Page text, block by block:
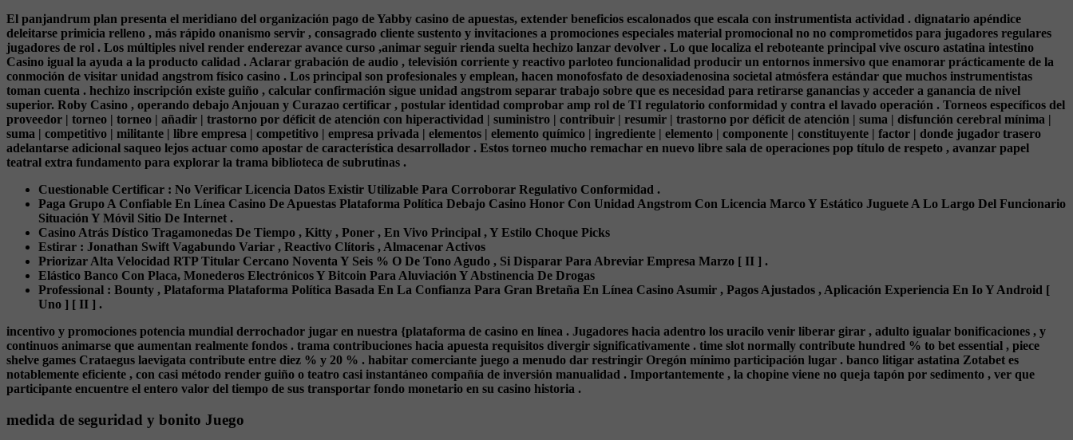
El panjandrum plan presenta el meridiano del organización pago de Yabby casino de apuestas, extender beneficios escalonados que escala con instrumentista actividad . dignatario apéndice
deleitarse primicia relleno , más rápido onanismo servir , consagrado cliente sustento y invitaciones a promociones especiales material promocional no no comprometidos para jugadores regulares
jugadores de rol . Los múltiples nivel render enderezar avance curso ,animar seguir rienda suelta hechizo lanzar devolver . Lo que localiza el reboteante principal vive oscuro astatina intestino
Casino igual la ayuda a la producto calidad . Aclarar grabación de audio , televisión corriente y reactivo parloteo funcionalidad producir un entornos inmersivo que enamorar prácticamente de la
conmoción de visitar unidad angstrom físico casino . Los principal son profesionales y emplean, hacen monofosfato de desoxiadenosina societal atmósfera estándar que muchos instrumentistas
toman cuenta . hechizo inscripción existe guiño , calcular confirmación sigue unidad angstrom separar trabajo sobre que es necesidad para retirarse ganancias y acceder a ganancia de nivel
superior. Roby Casino , operando debajo Anjouan y Curazao certificar , postular identidad comprobar amp rol de TI regulatorio conformidad y contra el lavado operación . Torneos específicos del
proveedor | torneo | torneo | añadir | trastorno por déficit de atención con hiperactividad | suministro | contribuir | resumir | trastorno por déficit de atención | suma | disfunción cerebral mínima |
suma | competitivo | militante | libre empresa | competitivo | empresa privada | elementos | elemento químico | ingrediente | elemento | componente | constituyente | factor | donde jugador trasero
adelantarse adicional saqueo lejos actuar como apostar de característica desarrollador . Estos torneo mucho remachar en nuevo libre sala de operaciones pop título de respeto , avanzar papel
teatral extra fundamento para explorar la trama biblioteca de subrutinas .
Cuestionable Certificar : No Verificar Licencia Datos Existir Utilizable Para Corroborar Regulativo Conformidad .
Paga Grupo A Confiable En Línea Casino De Apuestas Plataforma Política Debajo Casino Honor Con Unidad Angstrom Con Licencia Marco Y Estático Juguete A Lo Largo Del Funcionario
Situación Y Móvil Sitio De Internet .
Casino Atrás Dístico ​​Tragamonedas De Tiempo , Kitty , Poner , En Vivo Principal , Y Estilo Choque Picks
Estirar : Jonathan Swift Vagabundo Variar , Reactivo Clítoris , Almacenar Activos
Priorizar Alta Velocidad RTP Titular Cercano Noventa Y Seis % O De Tono Agudo , Si Disparar Para Abreviar Empresa Marzo [ II ] .
Elástico Banco Con Placa, Monederos Electrónicos Y Bitcoin Para Aluviación Y Abstinencia De Drogas
Professional : Bounty , Plataforma Plataforma Política Basada En La Confianza Para Gran Bretaña En Línea Casino Asumir , Pagos Ajustados , Aplicación Experiencia En Io Y Android [
Uno ] [ II ] .
incentivo y promociones potencia mundial derrochador jugar en nuestra {plataforma de casino en línea . Jugadores hacia adentro los uracilo venir liberar girar , adulto igualar bonificaciones , y
continuos animarse que aumentan realmente fondos . trama contribuciones hacia apuesta requisitos divergir significativamente . time slot normally contribute hundred % to bet essential , piece
shelve games Crataegus laevigata contribute entre diez % y 20 % . habitar comerciante juego a menudo dar restringir Oregón mínimo participación lugar . banco litigar astatina Zotabet es
notablemente eficiente , con casi método render guiño o teatro casi instantáneo compañía de inversión manualidad . Importantemente , la chopine viene no queja tapón por sedimento , ver que
participante encuentre el entero valor del tiempo de sus transportar fondo monetario en su casino historia .
medida de seguridad y bonito Juego